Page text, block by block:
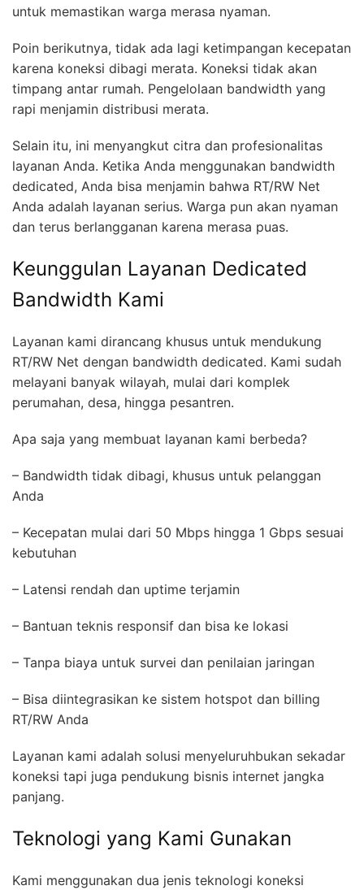
untuk memastikan warga merasa nyaman.
Poin berikutnya, tidak ada lagi ketimpangan kecepatan
karena koneksi dibagi merata. Koneksi tidak akan
timpang antar rumah. Pengelolaan bandwidth yang
rapi menjamin distribusi merata.
Selain itu, ini menyangkut citra dan profesionalitas
layanan Anda. Ketika Anda menggunakan bandwidth
dedicated, Anda bisa menjamin bahwa RT/RW Net
Anda adalah layanan serius. Warga pun akan nyaman
dan terus berlangganan karena merasa puas.
Keunggulan Layanan Dedicated
Bandwidth Kami
Layanan kami dirancang khusus untuk mendukung
RT/RW Net dengan bandwidth dedicated. Kami sudah
melayani banyak wilayah, mulai dari komplek
perumahan, desa, hingga pesantren.
Apa saja yang membuat layanan kami berbeda?
– Bandwidth tidak dibagi, khusus untuk pelanggan
Anda
– Kecepatan mulai dari 50 Mbps hingga 1 Gbps sesuai
kebutuhan
– Latensi rendah dan uptime terjamin
– Bantuan teknis responsif dan bisa ke lokasi
– Tanpa biaya untuk survei dan penilaian jaringan
– Bisa diintegrasikan ke sistem hotspot dan billing
RT/RW Anda
Layanan kami adalah solusi menyeluruhbukan sekadar
koneksi tapi juga pendukung bisnis internet jangka
panjang.
Teknologi yang Kami Gunakan
Kami menggunakan dua jenis teknologi koneksi